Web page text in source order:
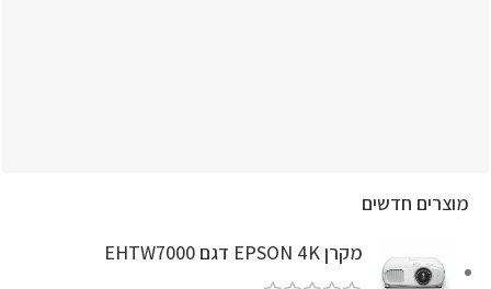
מוצרים חדשים
מקרן EPSON 4K דגם EHTW7000